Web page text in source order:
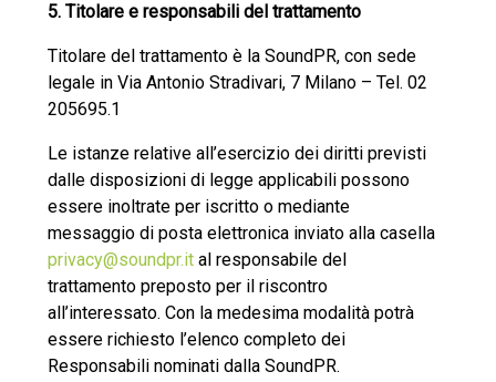
5. Titolare e responsabili del trattamento
Titolare del trattamento è la SoundPR, con sede
legale in Via Antonio Stradivari, 7 Milano – Tel. 02
205695.1
Le istanze relative all’esercizio dei diritti previsti
dalle disposizioni di legge applicabili possono
essere inoltrate per iscritto o mediante
messaggio di posta elettronica inviato alla casella
privacy@soundpr.ital responsabile del
trattamento preposto per il riscontro
all’interessato. Con la medesima modalità potrà
essere richiesto l’elenco completo dei
Responsabili nominati dalla SoundPR.